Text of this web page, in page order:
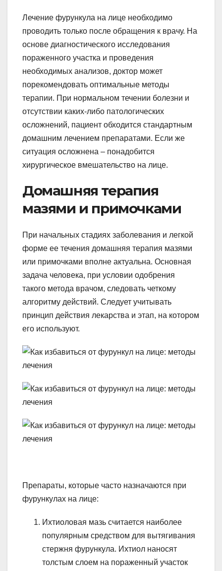
Лечение фурункула на лице необходимо
проводить только после обращения к врачу. На
основе диагностического исследования
пораженного участка и проведения
необходимых анализов, доктор может
порекомендовать оптимальные методы
терапии. При нормальном течении болезни и
отсутствии каких-либо патологических
осложнений, пациент обходится стандартным
домашним лечением препаратами. Если же
ситуация осложнена – понадобится
хирургическое вмешательство на лице.
Домашняя терапия
мазями и примочками
При начальных стадиях заболевания и легкой
форме ее течения домашняя терапия мазями
или примочками вполне актуальна. Основная
задача человека, при условии одобрения
такого метода врачом, следовать четкому
алгоритму действий. Следует учитывать
принцип действия лекарства и этап, на котором
его используют.
Препараты, которые часто назначаются при
фурункулах на лице:
Ихтиоловая мазь считается наиболее
популярным средством для вытягивания
стержня фурункула. Ихтиол наносят
толстым слоем на пораженный участок